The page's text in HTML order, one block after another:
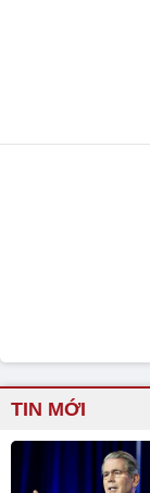
TIN MỚI